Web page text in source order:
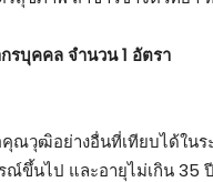
รบุคคล จำนวน 1 อัตรา
ณวุฒิอย่างอื่นที่เทียบได้ในร
ณ์ขึ้นไป และอายุไม่เกิน 35